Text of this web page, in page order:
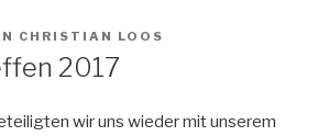
CHRISTIAN LOOS
2017
wir uns wieder mit unserem